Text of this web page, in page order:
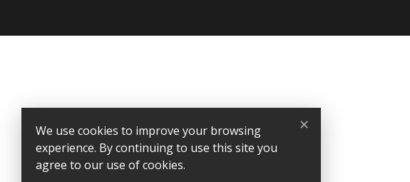
✕
We use cookies to improve your browsing
experience. By continuing to use this site you
agree to our use of cookies.
Store information
Gardulis
Specialūs pasiūlymai verslo dovanoms – išskirtinei Jūsų partnerystei.
Jono Basanavičiaus g. 57B, Kybartai